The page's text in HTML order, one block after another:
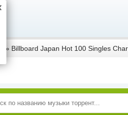
» Billboard Japan Hot 100 Singles